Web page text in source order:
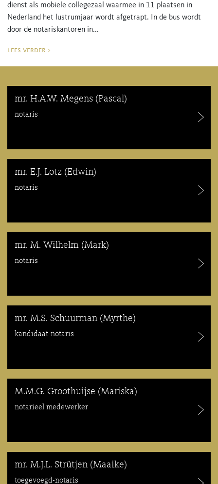
dienst als mobiele collegezaal waarmee in 11 plaatsen in
Nederland het lustrumjaar wordt afgetrapt. In de bus wordt
door de notariskantoren in...
lees verder >
mr. H.A.W. Megens (Pascal)
notaris
mr. E.J. Lotz (Edwin)
notaris
mr. M. Wilhelm (Mark)
notaris
mr. M.S. Schuurman (Myrthe)
kandidaat-notaris
M.M.G. Groothuijse (Mariska)
notarieel medewerker
mr. M.J.L. Strütjen (Maaike)
toegevoegd-notaris